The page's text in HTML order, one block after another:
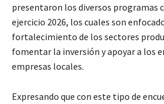
presentaron los diversos programas
ejercicio 2026, los cuales son
fortalecimiento de los sectores
fomentar la inversión y apoyar a los
empresas locales.
Expresando que con este tipo de